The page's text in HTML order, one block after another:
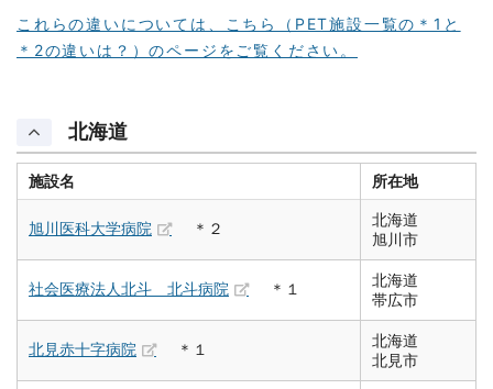
これらの違いについては、こちら（PET施設一覧の＊1と
＊2の違いは？）のページをご覧ください。
北海道
施設名 所在地
旭川医科大学病院 ＊２
北海道
旭川市
社会医療法人北斗 北斗病院 ＊１
北海道
帯広市
北見赤十字病院 ＊１
北海道
北見市